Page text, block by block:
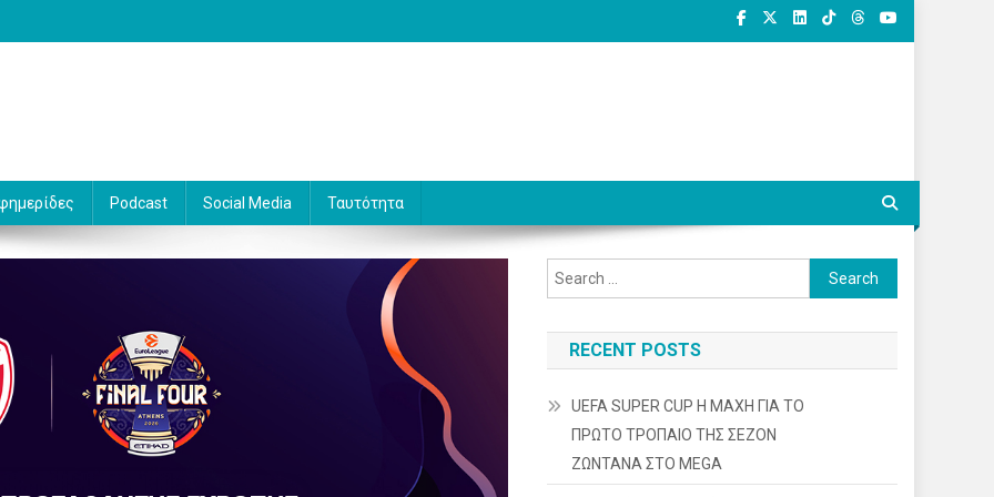
Podcast Social Media Ταυτότητα
Search
for:
RECENT POSTS
UEFA SUPER CUP Η ΜΑΧΗ ΓΙΑ ΤΟ
ΠΡΩΤΟ ΤΡΟΠΑΙΟ ΤΗΣ ΣΕΖΟΝ
ΖΩΝΤΑΝΑ ΣΤΟ MEGA